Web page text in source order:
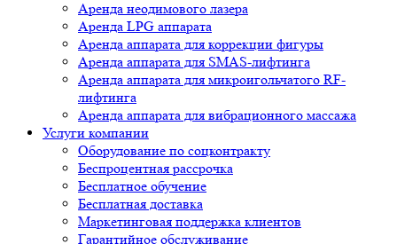
Аренда неодимового лазера
Аренда LPG аппарата
Аренда аппарата для коррекции фигуры
Аренда аппарата для SMAS-лифтинга
Аренда аппарата для микроигольчатого RF-
лифтинга
Аренда аппарата для вибрационного массажа
Услуги компании
Оборудование по соцконтракту
Беспроцентная рассрочка
Бесплатное обучение
Бесплатная доставка
Маркетинговая поддержка клиентов
Гарантийное обслуживание